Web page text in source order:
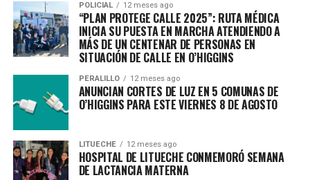
POLICIAL 12 meses ago
“PLAN PROTEGE CALLE 2025”: RUTA MÉDICA
INICIA SU PUESTA EN MARCHA ATENDIENDO A
MÁS DE UN CENTENAR DE PERSONAS EN
SITUACIÓN DE CALLE EN O’HIGGINS
PERALILLO 12 meses ago
ANUNCIAN CORTES DE LUZ EN 5 COMUNAS DE
O’HIGGINS PARA ESTE VIERNES 8 DE AGOSTO
LITUECHE 12 meses ago
HOSPITAL DE LITUECHE CONMEMORÓ SEMANA
DE LACTANCIA MATERNA